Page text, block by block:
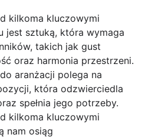
kilkoma kluczowymi
jest sztuką, która wymaga
takich jak gust
oraz harmonia przestrzeni.
aranżacji polega na
która odzwierciedla
spełnia jego potrzeby.
kilkoma kluczowymi
nam osiąg